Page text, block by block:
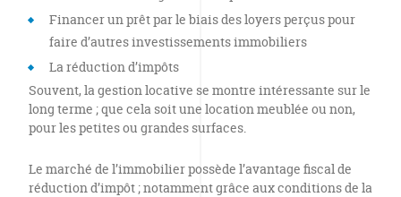
Financer un prêt par le biais des loyers perçus pour
faire d’autres investissements immobiliers
La réduction d’impôts
Souvent, la gestion locative se montre intéressante sur le
long terme ; que cela soit une location meublée ou non,
pour les petites ou grandes surfaces.
Le marché de l’immobilier possède l’avantage fiscal de
réduction d’impôt ; notamment grâce aux conditions de la